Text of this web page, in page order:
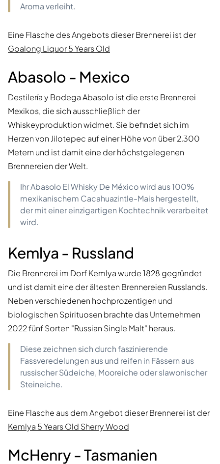
Aroma verleiht.
Eine Flasche des Angebots dieser Brennerei ist der
Goalong Liquor 5 Years Old
Abasolo - Mexico
Destilería y Bodega Abasolo ist die erste Brennerei
Mexikos, die sich ausschließlich der
Whiskeyproduktion widmet. Sie befindet sich im
Herzen von Jilotepec auf einer Höhe von über 2.300
Metern und ist damit eine der höchstgelegenen
Brennereien der Welt.
Ihr Abasolo El Whisky De México wird aus 100%
mexikanischem Cacahuazintle-Mais hergestellt,
der mit einer einzigartigen Kochtechnik verarbeitet
wird.
Kemlya - Russland
Die Brennerei im Dorf Kemlya wurde 1828 gegründet
und ist damit eine der ältesten Brennereien Russlands.
Neben verschiedenen hochprozentigen und
biologischen Spirituosen brachte das Unternehmen
2022 fünf Sorten "Russian Single Malt" heraus.
Diese zeichnen sich durch faszinierende
Fassveredelungen aus und reifen in Fässern aus
russischer Südeiche, Mooreiche oder slawonischer
Steineiche.
Eine Flasche aus dem Angebot dieser Brennerei ist der
Kemlya 5 Years Old Sherry Wood
McHenry - Tasmanien